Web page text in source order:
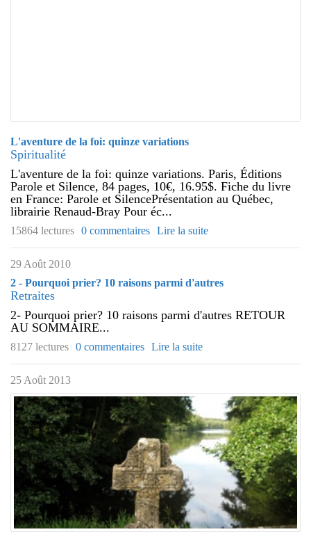
L'aventure de la foi: quinze variations
Spiritualité
L'aventure de la foi: quinze variations. Paris, Éditions
Parole et Silence, 84 pages, 10€, 16.95$. Fiche du livre
en France: Parole et SilencePrésentation au Québec,
librairie Renaud-Bray Pour éc...
15864 lectures 0 commentaires Lire la suite
29 Août 2010
2 - Pourquoi prier? 10 raisons parmi d'autres
Retraites
2- Pourquoi prier? 10 raisons parmi d'autres RETOUR
AU SOMMAIRE...
8127 lectures 0 commentaires Lire la suite
25 Août 2013